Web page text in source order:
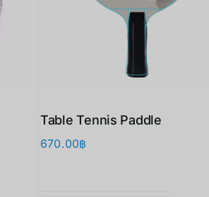
Table Tennis Paddle
670.00฿